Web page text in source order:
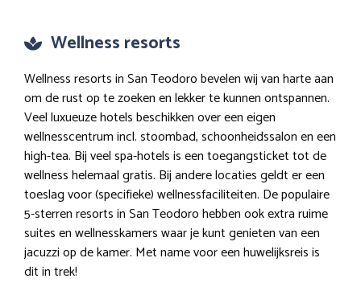
Wellness resorts
Wellness resorts in San Teodoro bevelen wij van harte aan
om de rust op te zoeken en lekker te kunnen ontspannen.
Veel luxueuze hotels beschikken over een eigen
wellnesscentrum incl. stoombad, schoonheidssalon en een
high-tea. Bij veel spa-hotels is een toegangsticket tot de
wellness helemaal gratis. Bij andere locaties geldt er een
toeslag voor (specifieke) wellnessfaciliteiten. De populaire
5-sterren resorts in San Teodoro hebben ook extra ruime
suites en wellnesskamers waar je kunt genieten van een
jacuzzi op de kamer. Met name voor een huwelijksreis is
dit in trek!